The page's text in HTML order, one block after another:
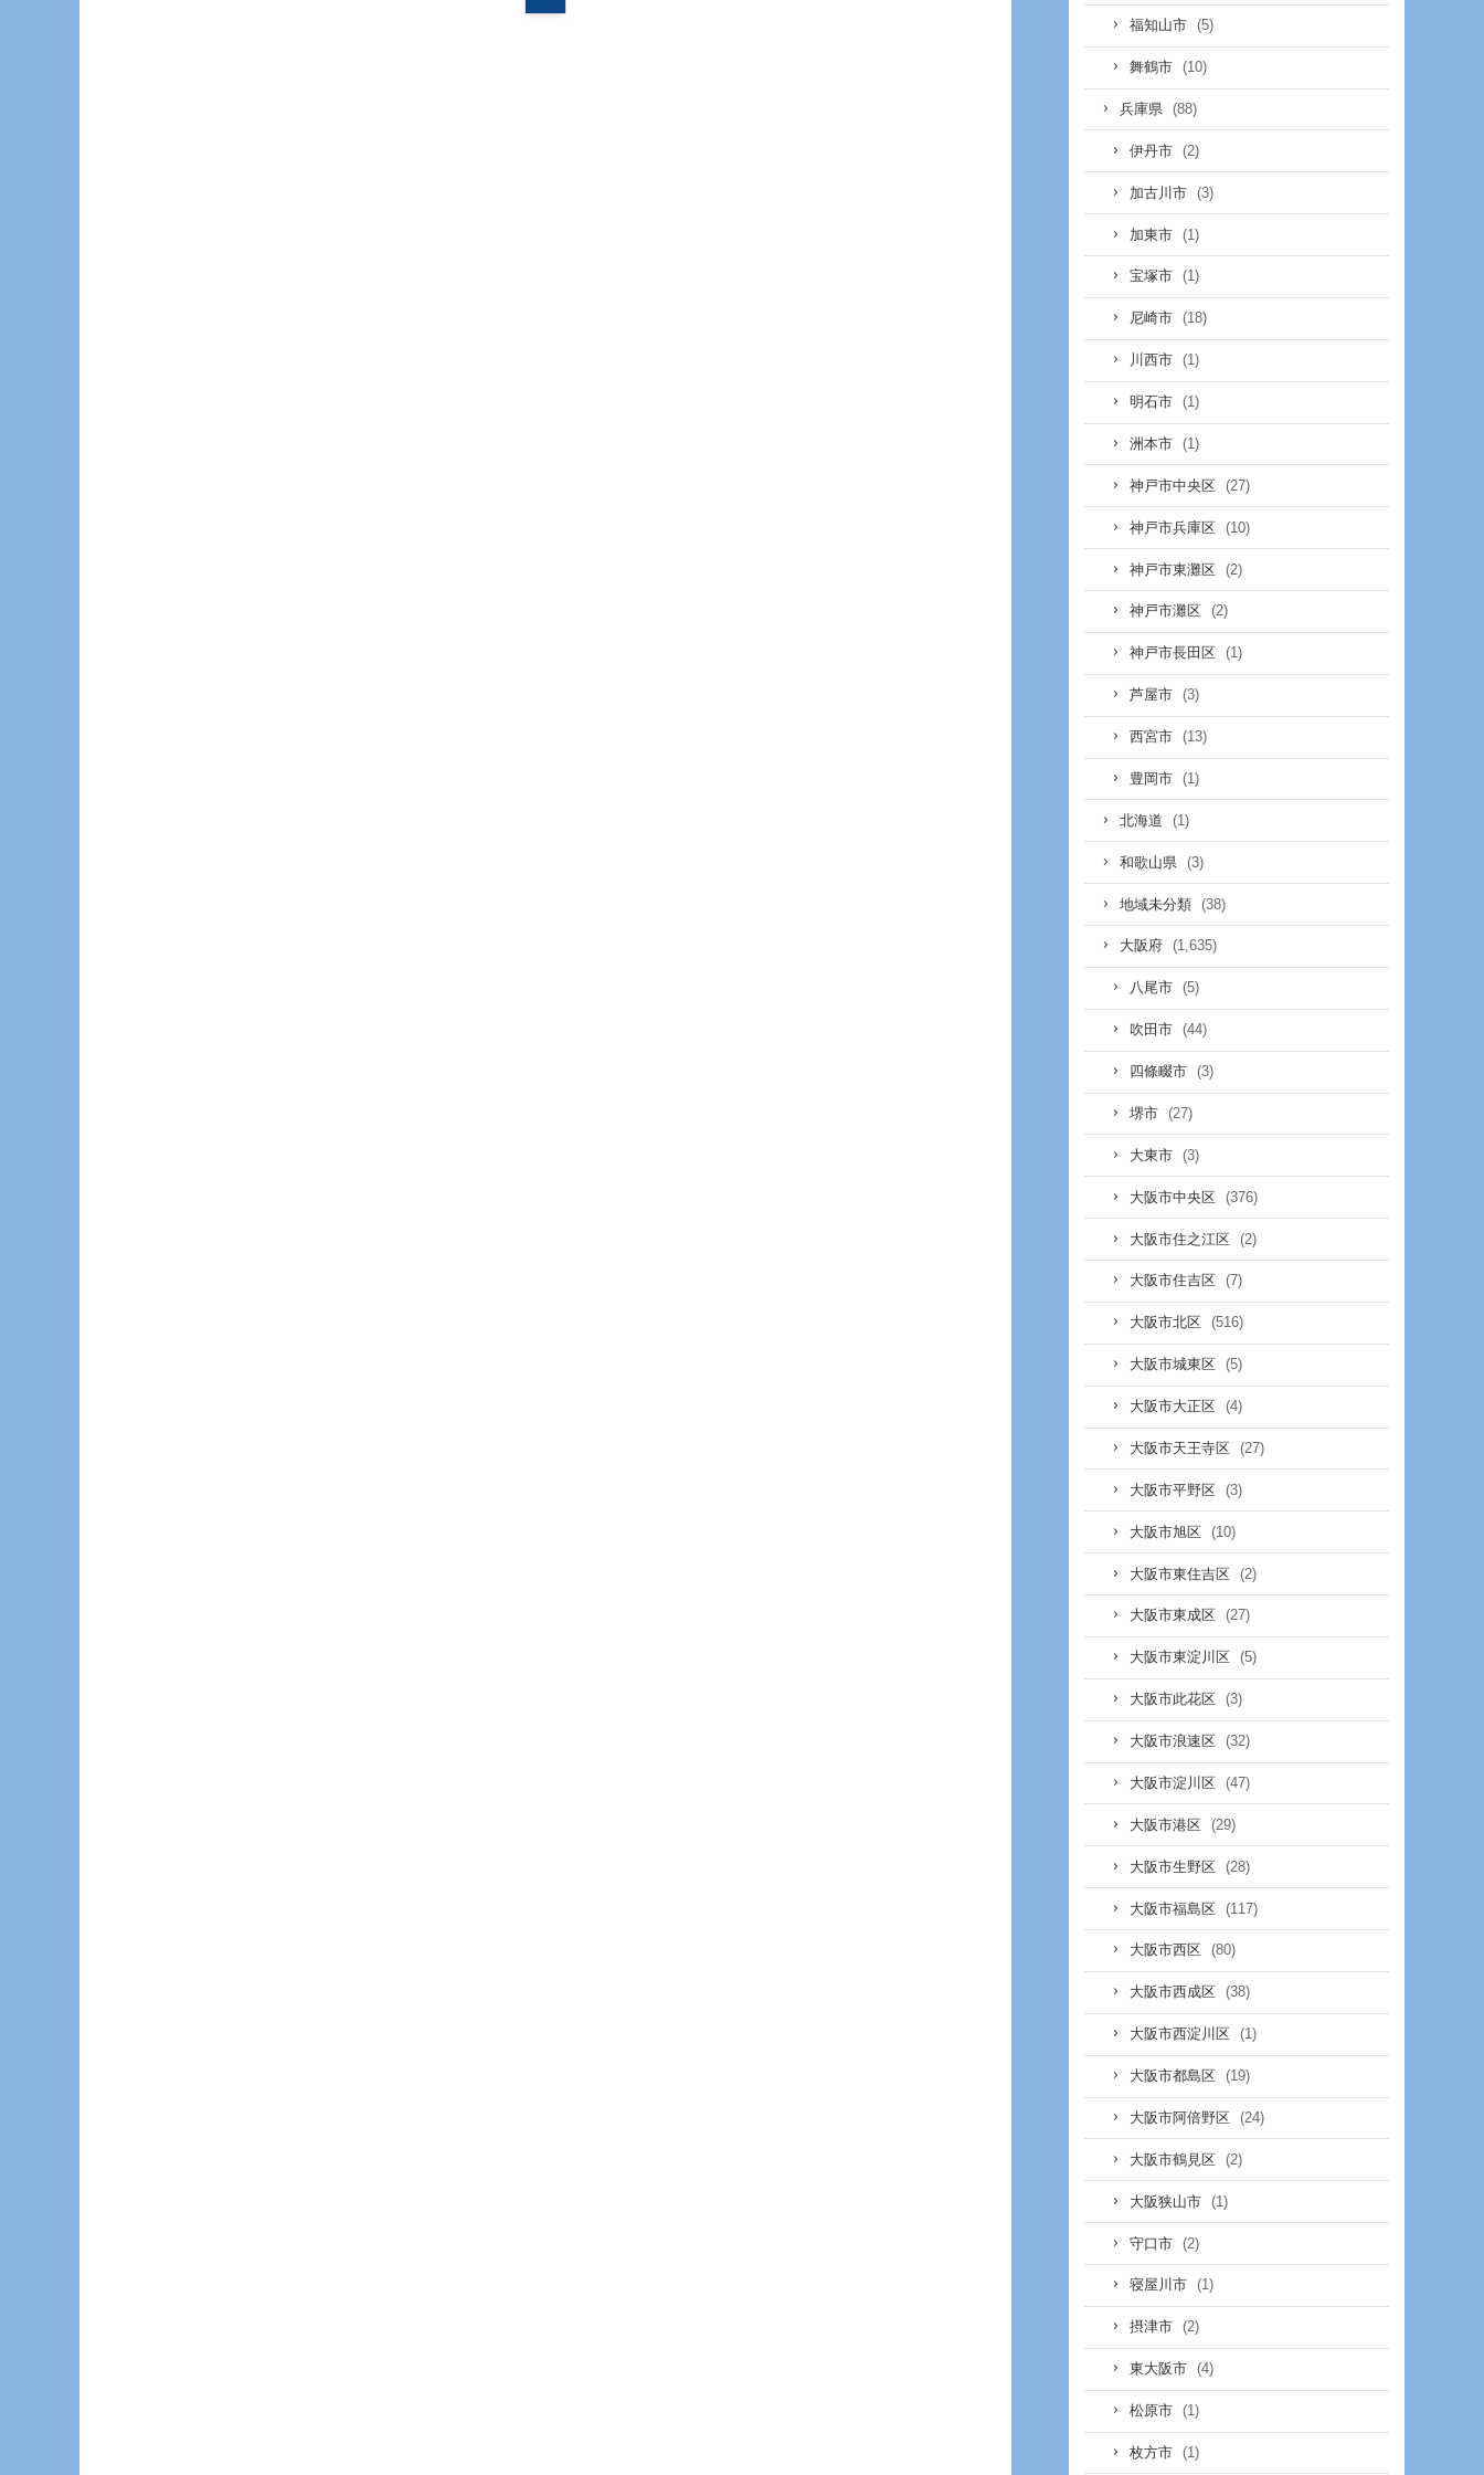
福知山市 (5)
舞鶴市 (10)
兵庫県 (88)
伊丹市 (2)
加古川市 (3)
加東市 (1)
宝塚市 (1)
尼崎市 (18)
川西市 (1)
明石市 (1)
洲本市 (1)
神戸市中央区 (27)
神戸市兵庫区 (10)
神戸市東灘区 (2)
神戸市灘区 (2)
神戸市長田区 (1)
芦屋市 (3)
西宮市 (13)
豊岡市 (1)
北海道 (1)
和歌山県 (3)
地域未分類 (38)
大阪府 (1,635)
八尾市 (5)
吹田市 (44)
四條畷市 (3)
堺市 (27)
大東市 (3)
大阪市中央区 (376)
大阪市住之江区 (2)
大阪市住吉区 (7)
大阪市北区 (516)
大阪市城東区 (5)
大阪市大正区 (4)
大阪市天王寺区 (27)
大阪市平野区 (3)
大阪市旭区 (10)
大阪市東住吉区 (2)
大阪市東成区 (27)
大阪市東淀川区 (5)
大阪市此花区 (3)
大阪市浪速区 (32)
大阪市淀川区 (47)
大阪市港区 (29)
大阪市生野区 (28)
大阪市福島区 (117)
大阪市西区 (80)
大阪市西成区 (38)
大阪市西淀川区 (1)
大阪市都島区 (19)
大阪市阿倍野区 (24)
大阪市鶴見区 (2)
大阪狭山市 (1)
守口市 (2)
寝屋川市 (1)
摂津市 (2)
東大阪市 (4)
松原市 (1)
枚方市 (1)